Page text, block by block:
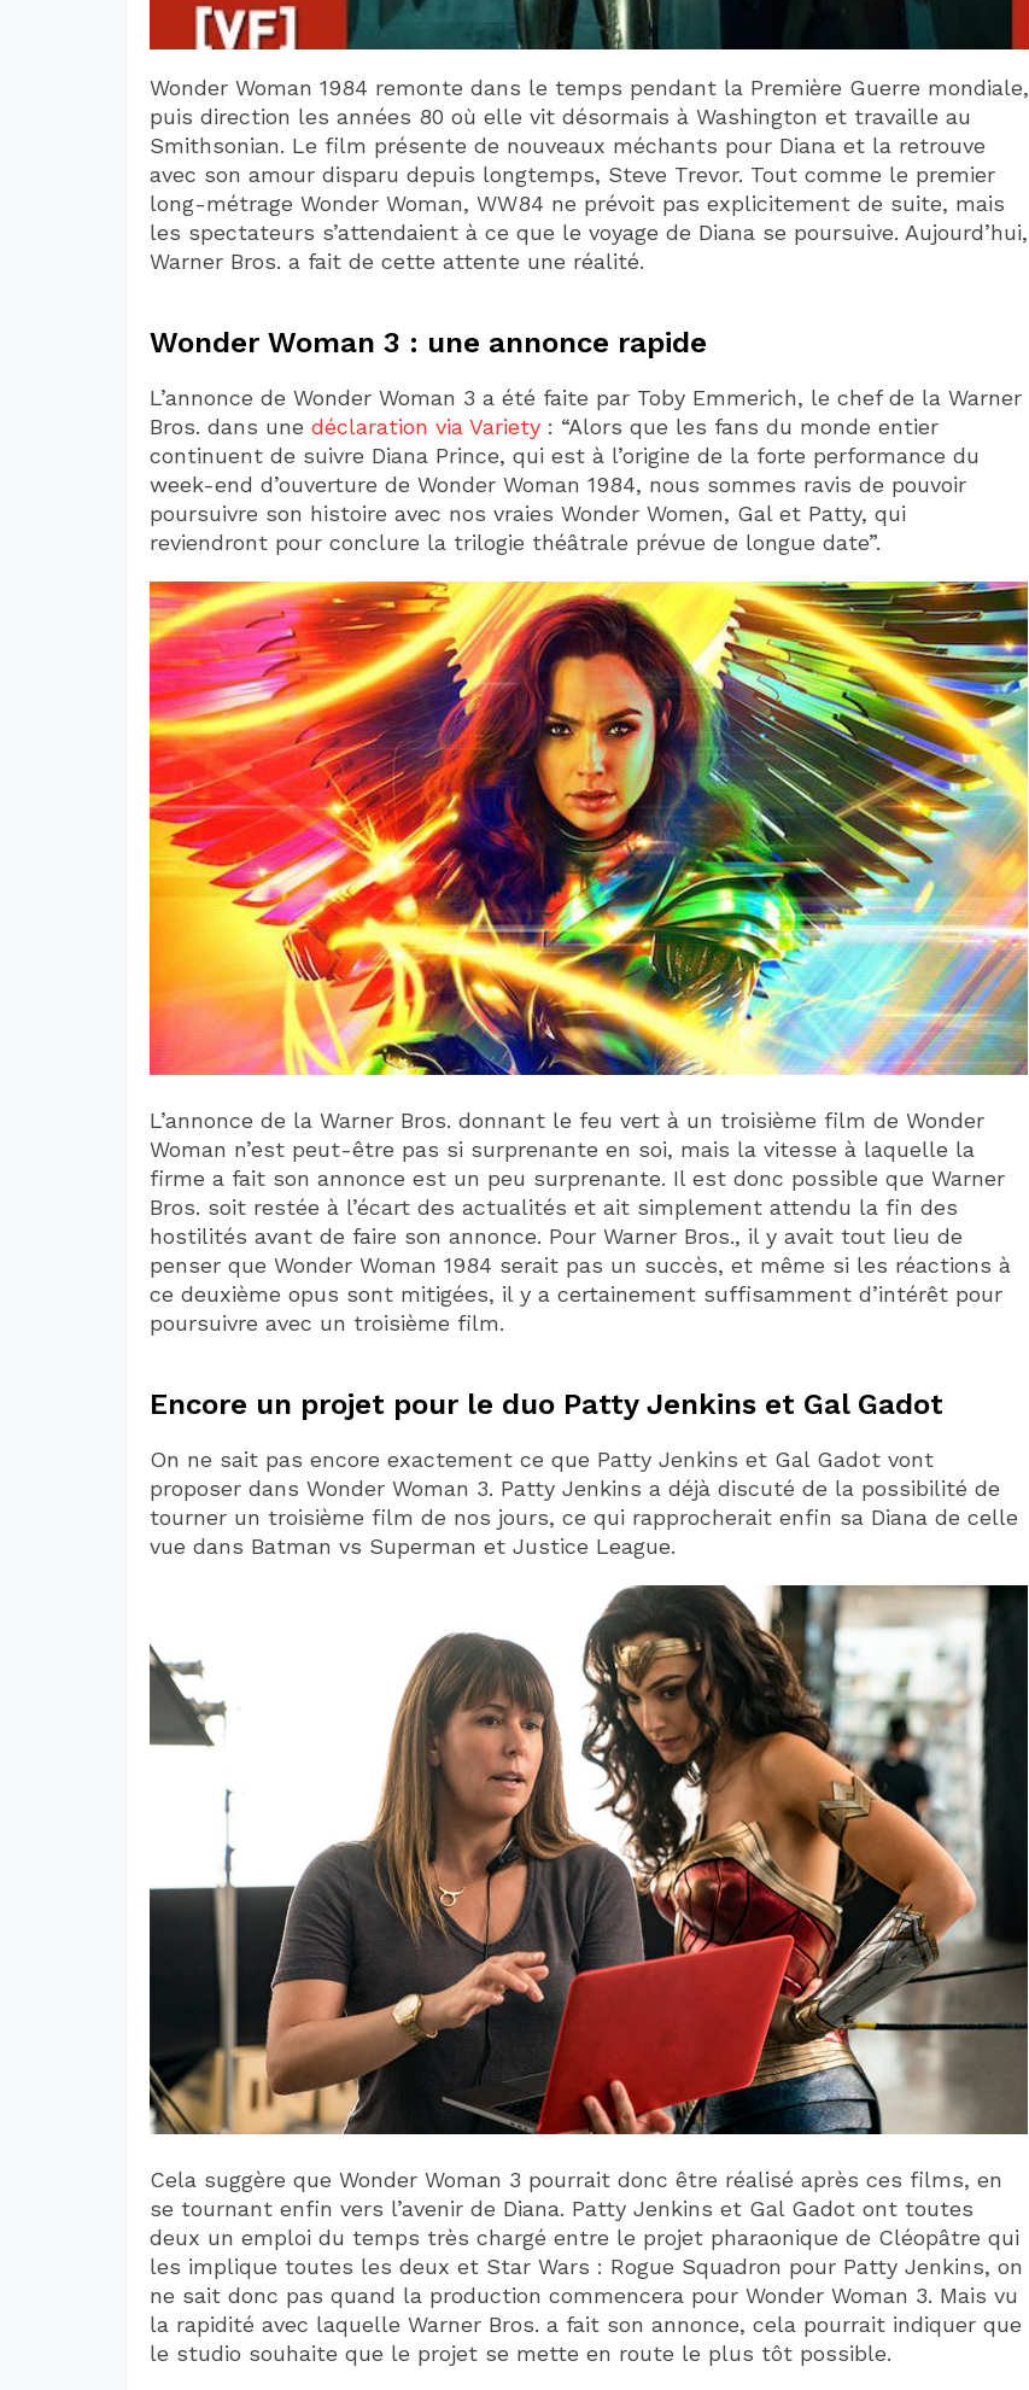
Wonder Woman 1984 remonte dans le temps pendant la Première Guerre mondiale,
puis direction les années 80 où elle vit désormais à Washington et travaille au
Smithsonian. Le film présente de nouveaux méchants pour Diana et la retrouve
avec son amour disparu depuis longtemps, Steve Trevor. Tout comme le premier
long-métrage Wonder Woman, WW84 ne prévoit pas explicitement de suite, mais
les spectateurs s’attendaient à ce que le voyage de Diana se poursuive. Aujourd’hui,
Warner Bros. a fait de cette attente une réalité.
Wonder Woman 3 : une annonce rapide
L’annonce de Wonder Woman 3 a été faite par Toby Emmerich, le chef de la Warner
Bros. dans une déclaration via Variety: “Alors que les fans du monde entier
continuent de suivre Diana Prince, qui est à l’origine de la forte performance du
week-end d’ouverture de Wonder Woman 1984, nous sommes ravis de pouvoir
poursuivre son histoire avec nos vraies Wonder Women, Gal et Patty, qui
reviendront pour conclure la trilogie théâtrale prévue de longue date”.
L’annonce de la Warner Bros. donnant le feu vert à un troisième film de Wonder
Woman n’est peut-être pas si surprenante en soi, mais la vitesse à laquelle la
firme a fait son annonce est un peu surprenante. Il est donc possible que Warner
Bros. soit restée à l’écart des actualités et ait simplement attendu la fin des
hostilités avant de faire son annonce. Pour Warner Bros., il y avait tout lieu de
penser que Wonder Woman 1984 serait pas un succès, et même si les réactions à
ce deuxième opus sont mitigées, il y a certainement suffisamment d’intérêt pour
poursuivre avec un troisième film.
Encore un projet pour le duo Patty Jenkins et Gal Gadot
On ne sait pas encore exactement ce que Patty Jenkins et Gal Gadot vont
proposer dans Wonder Woman 3. Patty Jenkins a déjà discuté de la possibilité de
tourner un troisième film de nos jours, ce qui rapprocherait enfin sa Diana de celle
vue dans Batman vs Superman et Justice League.
Cela suggère que Wonder Woman 3 pourrait donc être réalisé après ces films, en
se tournant enfin vers l’avenir de Diana. Patty Jenkins et Gal Gadot ont toutes
deux un emploi du temps très chargé entre le projet pharaonique de Cléopâtre qui
les implique toutes les deux et Star Wars : Rogue Squadron pour Patty Jenkins, on
ne sait donc pas quand la production commencera pour Wonder Woman 3. Mais vu
la rapidité avec laquelle Warner Bros. a fait son annonce, cela pourrait indiquer que
le studio souhaite que le projet se mette en route le plus tôt possible.